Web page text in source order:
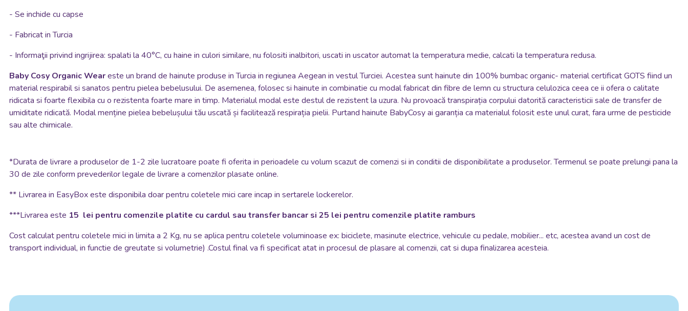
- Se inchide cu capse
- Fabricat in Turcia
- Informaţii privind ingrijirea: spalati la 40°C, cu haine in culori similare, nu folositi inalbitori, uscati in uscator automat la temperatura medie, calcati la temperatura redusa.
Baby Cosy Organic Weareste un brand de hainute produse in Turcia in regiunea Aegean in vestul Turciei. Acestea sunt hainute din 100% bumbac organic- material certificat GOTS fiind un
material respirabil si sanatos pentru pielea bebelusului. De asemenea, folosec si hainute in combinatie cu modal fabricat din fibre de lemn cu structura celulozica ceea ce ii ofera o calitate
ridicata si foarte flexibila cu o rezistenta foarte mare in timp. Materialul modal este destul de rezistent la uzura. Nu provoacă transpirația corpului datorită caracteristicii sale de transfer de
umiditate ridicată. Modal menține pielea bebelușului tău uscată și facilitează respirația pielii. Purtand hainute BabyCosy ai garanția ca materialul folosit este unul curat, fara urme de pesticide
sau alte chimicale.
*Durata de livrare a produselor de 1-2 zile lucratoare poate fi oferita in perioadele cu volum scazut de comenzi si in conditii de disponibilitate a produselor. Termenul se poate prelungi pana la
30 de zile conform prevederilor legale de livrare a comenzilor plasate online.
** Livrarea in EasyBox este disponibila doar pentru coletele mici care incap in sertarele lockerelor.
***Livrarea este 15 lei pentru comenzile platite cu cardul sau transfer bancar si 25 lei pentru comenzile platite ramburs
Cost calculat pentru coletele mici in limita a 2 Kg, nu se aplica pentru coletele voluminoase ex: biciclete, masinute electrice, vehicule cu pedale, mobilier... etc, acestea avand un cost de
transport individual, in functie de greutate si volumetrie) .Costul final va fi specificat atat in procesul de plasare al comenzii, cat si dupa finalizarea acesteia.